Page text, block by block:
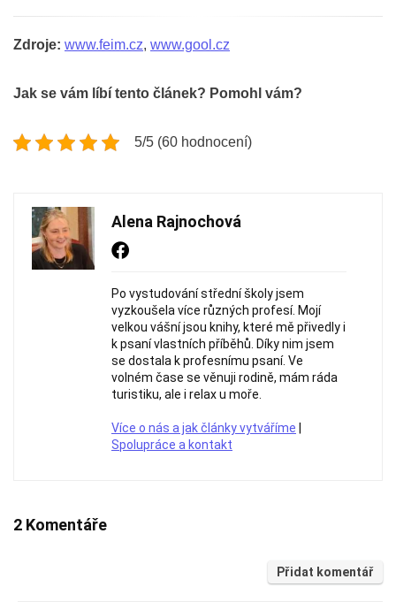
Zdroje: www.feim.cz, www.gool.cz
Jak se vám líbí tento článek? Pomohl vám?
5/5 (60 hodnocení)
Alena Rajnochová
Po vystudování střední školy jsem
vyzkoušela více různých profesí. Mojí
velkou vášní jsou knihy, které mě přivedly i
k psaní vlastních příběhů. Díky nim jsem
se dostala k profesnímu psaní. Ve
volném čase se věnuji rodině, mám ráda
turistiku, ale i relax u moře.
Více o nás a jak články vytváříme
Spolupráce a kontakt
2 Komentáře
Přidat komentář